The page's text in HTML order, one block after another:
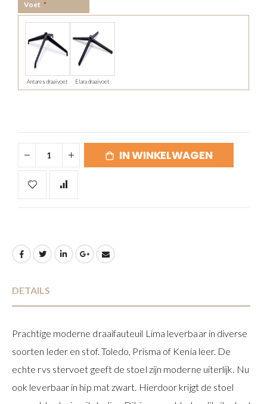
Voet
Antares draaivoet Elara draaivoet
IN WINKELWAGEN
DETAILS
Prachtige moderne draaifauteuil Lima leverbaar in diverse
soorten leder en stof. Toledo, Prisma of Kenia leer. De
echte rvs stervoet geeft de stoel zijn moderne uiterlijk. Nu
ook leverbaar in hip mat zwart. Hierdoor krijgt de stoel